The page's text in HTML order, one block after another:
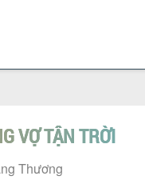
VỢ TẬN TRỜI
Thương